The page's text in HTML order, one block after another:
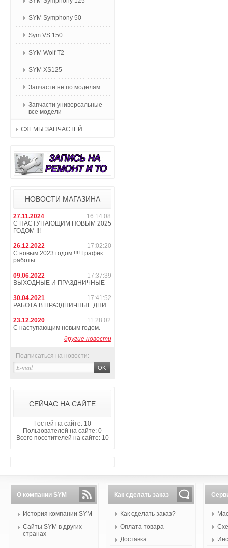
SYM Symphony 50
Sym VS 150
SYM Wolf T2
SYM XS125
Запчасти не по моделям
Запчасти универсальные
все модели
СХЕМЫ ЗАПЧАСТЕЙ
НОВОСТИ МАГАЗИНА
27.11.2024
16:14:08
С НАСТУПАЮЩИМ НОВЫМ 2025
ГОДОМ !!!
26.12.2022
17:02:20
С новым 2023 годом !!!! График
работы
09.06.2022
17:37:39
ВЫХОДНЫЕ И ПРАЗДНИЧНЫЕ
30.04.2021
17:41:52
РАБОТА В ПРАЗДНИЧНЫЕ ДНИ
23.12.2020
11:28:02
С наступающим новым годом.
другие новости
Подписаться на новости:
СЕЙЧАС НА САЙТЕ
Гостей на сайте: 10
Пользователей на сайте: 0
Всего посетителей на сайте: 10
.
О компании SYM
История компании SYM
Сайты SYM в других
странах
Как сделать заказ
Как сделать заказ?
Оплата товара
Доставка